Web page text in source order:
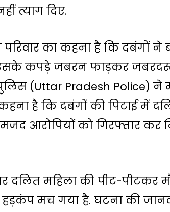
त्याग दिए.
का कहना है कि दबंगों ने
उसके कपड़े जबरन फाड़कर
(Uttar Pradesh Police) ने
है कि दबंगों की पिटाई में
आरोपियों को गिरफ्तार कर
दलित महिला की पीट-पीटकर
मच गया है. घटना की